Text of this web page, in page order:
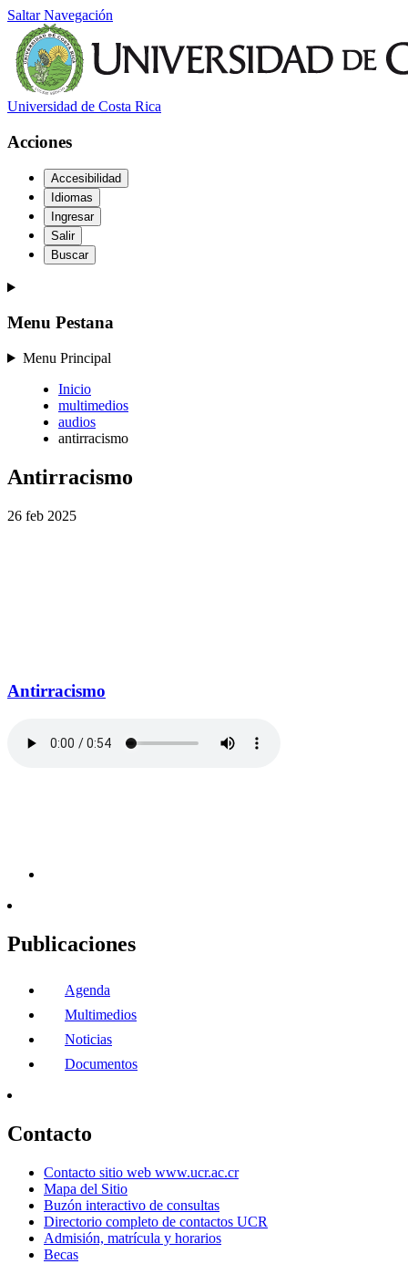
Saltar Navegación
Universidad de Costa Rica
Acciones
Accesibilidad
Idiomas
Ingresar
Salir
Buscar
Menu Pestana
Menu Principal
Inicio
multimedios
audios
antirracismo
Antirracismo
26 feb 2025
Antirracismo
Publicaciones
Agenda
Multimedios
Noticias
Documentos
Contacto
Contacto sitio web www.ucr.ac.cr
Mapa del Sitio
Buzón interactivo de consultas
Directorio completo de contactos UCR
Admisión, matrícula y horarios
Becas